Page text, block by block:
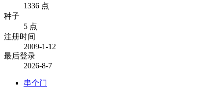
1336 点
种子
5 点
注册时间
2009-1-12
最后登录
2026-8-7
串个门